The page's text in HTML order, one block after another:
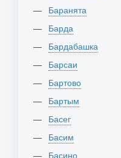
Баранята
Барда
Бардабашка
Барсаи
Бартово
Бартым
Басег
Басим
Басино